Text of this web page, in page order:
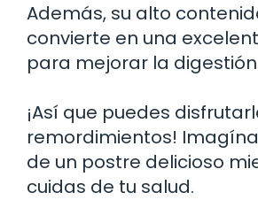
Además, su alto
convierte en una
para mejorar la
¡Así que puedes
remordimientos!
de un postre delicioso
cuidas de tu salud.